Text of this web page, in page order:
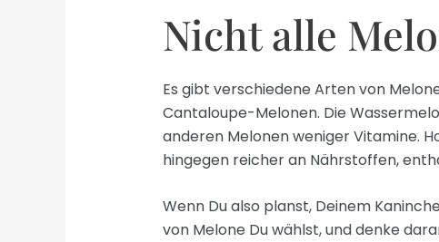
Nicht alle
Es gibt verschiedene Arten von
Cantaloupe-Melonen. Die
anderen Melonen weniger Vitamine.
hingegen reicher an Nährstoffen,
Wenn Du also planst, Deinem
von Melone Du wählst, und denke